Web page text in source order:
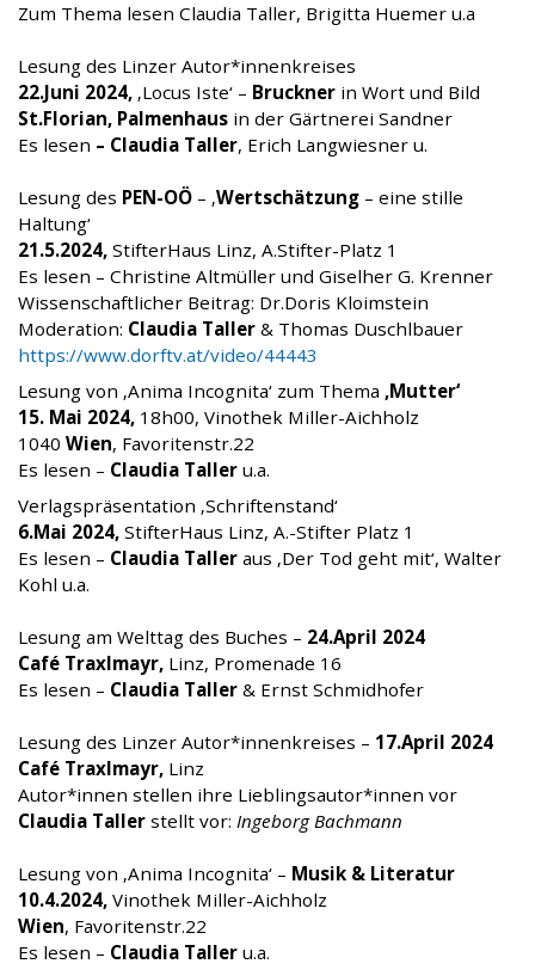
Zum Thema lesen Claudia Taller, Brigitta Huemer u.a
Lesung des Linzer Autor*innenkreises
22.Juni 2024, ‚Locus Iste‘ – Bruckner in Wort und Bild
St.Florian, Palmenhaus in der Gärtnerei Sandner
Es lesen – Claudia Taller, Erich Langwiesner u.
Lesung des PEN-OÖ – ‚Wertschätzung – eine stille
Haltung‘
21.5.2024, StifterHaus Linz, A.Stifter-Platz 1
Es lesen – Christine Altmüller und Giselher G. Krenner
Wissenschaftlicher Beitrag: Dr.Doris Kloimstein
Moderation: Claudia Taller & Thomas Duschlbauer
https://www.dorftv.at/video/44443
Lesung von ‚Anima Incognita‘ zum Thema ‚Mutter‘
15. Mai 2024, 18h00, Vinothek Miller-Aichholz
1040 Wien, Favoritenstr.22
Es lesen – Claudia Taller u.a.
Verlagspräsentation ‚Schriftenstand‘
6.Mai 2024, StifterHaus Linz, A.-Stifter Platz 1
Es lesen – Claudia Taller aus ‚Der Tod geht mit‘, Walter
Kohl u.a.
Lesung am Welttag des Buches – 24.April 2024
Café Traxlmayr, Linz, Promenade 16
Es lesen – Claudia Taller & Ernst Schmidhofer
Lesung des Linzer Autor*innenkreises – 17.April 2024
Café Traxlmayr, Linz
Autor*innen stellen ihre Lieblingsautor*innen vor
Claudia Taller stellt vor: Ingeborg Bachmann
Lesung von ‚Anima Incognita‘ – Musik & Literatur
10.4.2024, Vinothek Miller-Aichholz
Wien, Favoritenstr.22
Es lesen – Claudia Taller u.a.